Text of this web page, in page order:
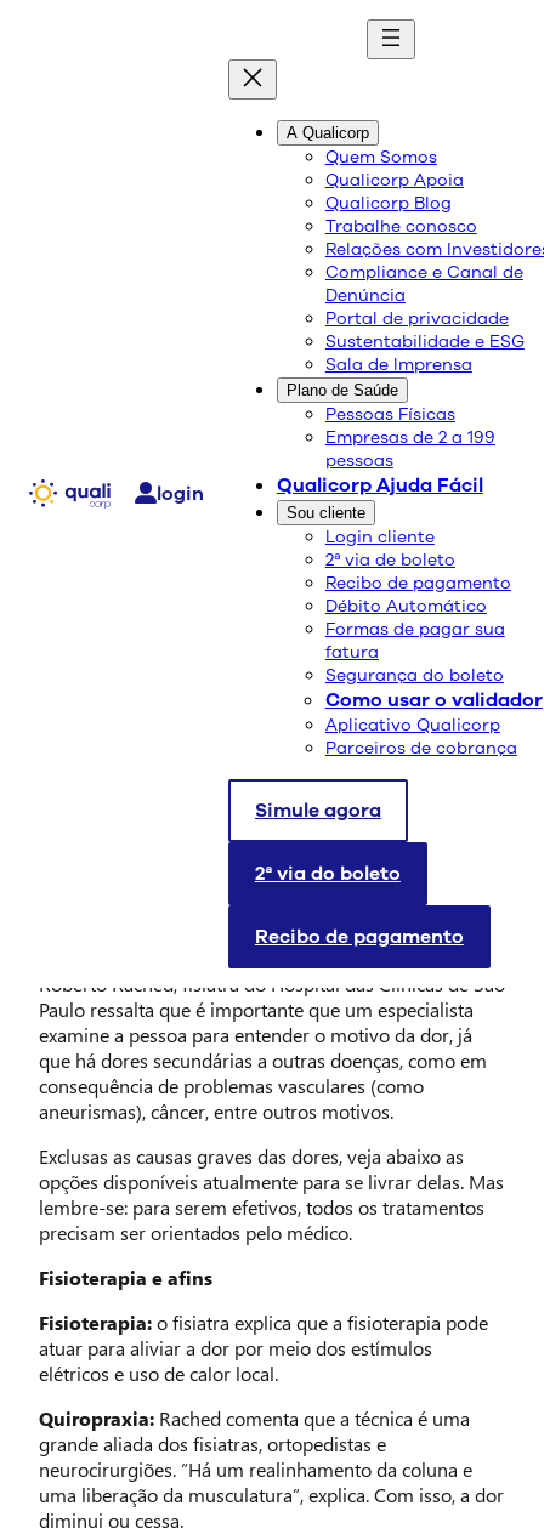
login
A Qualicorp
Quem Somos
Qualicorp Apoia
Qualicorp Blog
Trabalhe conosco
Relações com
Compliance e Canal de
Denúncia
Portal de privacidade
Sustentabilidade e ESG
Sala de Imprensa
Plano de Saúde
Pessoas Físicas
Empresas de 2 a 199
pessoas
Qualicorp Ajuda Fácil
Sou cliente
Login cliente
2ª via de boleto
Recibo de pagamento
Débito Automático
Formas de pagar sua
fatura
Segurança do boleto
Como usar o validador
Aplicativo Qualicorp
Parceiros de cobrança
Simule agora
2ª via do boleto
Recibo de pagamento
blog
Conteúdo de qualidade e as melhores soluções
Tratamentos para
melhorar dor nas costas
Sofre com dores nas costas? Você não está sozinho.
Dados mostram que 11,9% da população mundial
também sofre com dor lombar. Uma das principais
causas é o enfraquecimento dos músculos que
sustentam a coluna, consequência do sedentarismo.
Veja alguns tratamentos para melhorar dor nas costas.
Roberto Rached, fisiatra do Hospital das Clínicas de São
Paulo ressalta que é importante que um especialista
examine a pessoa para entender o motivo da dor, já
que há dores secundárias a outras doenças, como em
consequência de problemas vasculares (como
aneurismas), câncer, entre outros motivos.
Exclusas as causas graves das dores, veja abaixo as
opções disponíveis atualmente para se livrar delas. Mas
lembre-se: para serem efetivos, todos os tratamentos
precisam ser orientados pelo médico.
Fisioterapia e afins
Fisioterapia:o fisiatra explica que a fisioterapia pode
atuar para aliviar a dor por meio dos estímulos
elétricos e uso de calor local.
Quiropraxia: Rached comenta que a técnica é uma
grande aliada dos fisiatras, ortopedistas e
neurocirurgiões. “Há um realinhamento da coluna e
uma liberação da musculatura”, explica. Com isso, a dor
diminui ou cessa.